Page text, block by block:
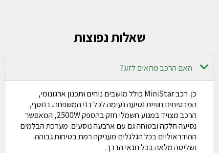
שאלות נפוצות
האם הרכב מתאים לזוג?
כן. רכב MiniStar כולל מושבים נוחים ותכנון ארגונומי,
המבטיחים חוויית נסיעה נעימה לכל בני המשפחה. בנוסף,
הרכב מצויד במנוע חשמלי חזק בהספק 2500W, המאפשר
נסיעה חלקה ובטוחה גם עם ארבעה נוסעים. מערכת הבלמים
ההידראוליים בכל הגלגלים מעניקה רמת בטיחות גבוהה
ושליטה מלאה בכל תנאי הדרך.